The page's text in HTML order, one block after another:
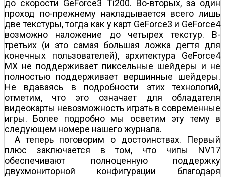
до скорости GeForce3 Ti200. Во-вторых, за один
проход по-прежнему накладывается всего лишь
две текстуры, тогда как у карт GeForce3 и GeForce4
возможно наложение до четырех текстур. В-
третьих (и это самая большая ложка дегтя для
конечных пользователей), архитектура GeForce4
MX не поддерживает пиксельные шейдеры и не
полностью поддерживает вершинные шейдеры.
Не вдаваясь в подробности этих технологий,
отметим, что это означает для обладателя
видеокарты невозможность играть в современные
игры. Более подробно мы осветим эту тему в
следующем номере нашего журнала.
А теперь поговорим о достоинствах. Первый
плюс заключается в том, что чипы NV17
обеспечивают полноценную поддержку
двухмониторной конфигурации благодаря